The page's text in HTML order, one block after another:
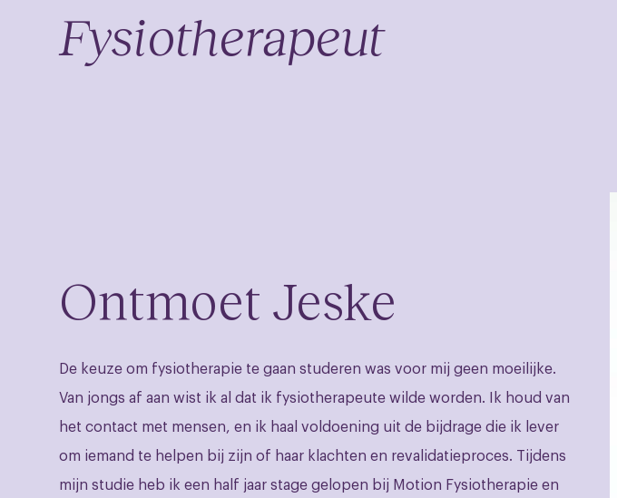
Fysiotherapeut
Ontmoet Jeske
De keuze om fysiotherapie te gaan studeren was voor mij geen moeilijke.
Van jongs af aan wist ik al dat ik fysiotherapeute wilde worden. Ik houd van
het contact met mensen, en ik haal voldoening uit de bijdrage die ik lever
om iemand te helpen bij zijn of haar klachten en revalidatieproces. Tijdens
mijn studie heb ik een half jaar stage gelopen bij Motion Fysiotherapie en